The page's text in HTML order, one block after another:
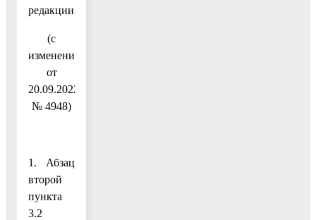
редакции»
(с
изменениями
от
20.09.2022
№ 4948)
1. Абзац
второй
пункта
3.2